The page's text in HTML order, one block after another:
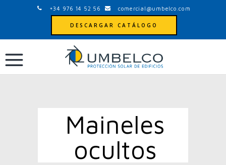
+34 976 14 52 56 comercial@umbelco.com
DESCARGAR CATÁLOGO
Maineles
ocultos